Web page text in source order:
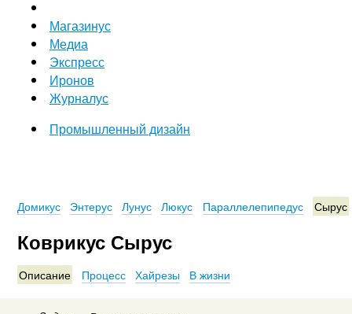
Магазинус
Медиа
Экспресс
Иронов
Журналус
Промышленный дизайн
Домикус Энтерус Лунус Люкус Параллелепипедус Сырус
Коврикус Сырус
Описание Процесс Хайрезы В жизни